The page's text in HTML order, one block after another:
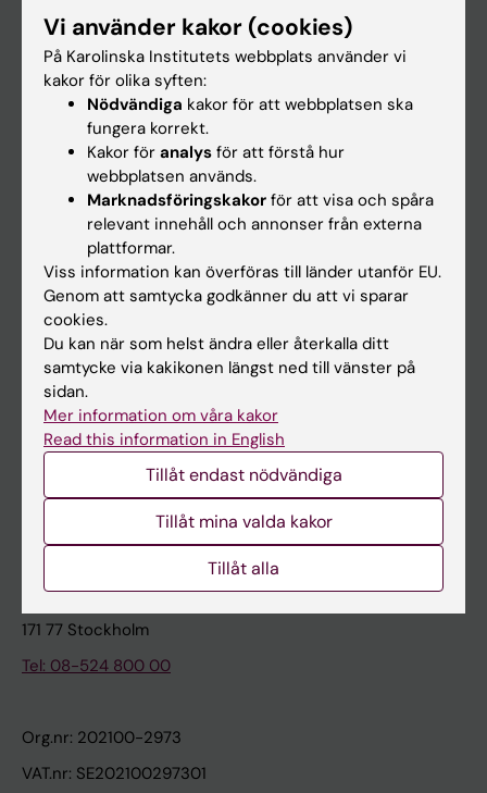
Ladok
Canvas
Schema
Studentmejlen
Kurs- och programwebbar
Student på KI
Medarbetare
Medarbetarportalen
Kontakta och besök KI
Universitetsbiblioteket
Stöd forskning och utbildning
Karolinska Institutet Innovation
Kontakta presstjänsten
Karolinska Institutet
171 77 Stockholm
Tel: 08-524 800 00
Org.nr: 202100-2973
VAT.nr: SE202100297301
Vi använder kakor (cookies)
På Karolinska Institutets webbplats använder vi
kakor för olika syften:
Nödvändiga kakor för att webbplatsen ska
fungera korrekt.
Kakor för analys för att förstå hur
webbplatsen används.
Marknadsföringskakor för att visa och spåra
relevant innehåll och annonser från externa
plattformar.
Viss information kan överföras till länder utanför EU.
Genom att samtycka godkänner du att vi sparar
cookies.
Du kan när som helst ändra eller återkalla ditt
samtycke via kakikonen längst ned till vänster på
sidan.
Mer information om våra kakor
Read this information in English
Tillåt endast nödvändiga
Tillåt mina valda kakor
Tillåt alla